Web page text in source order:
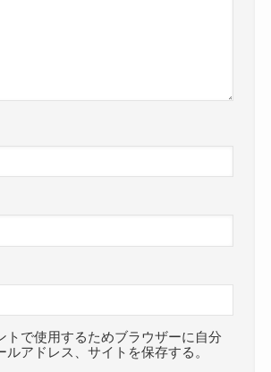
トで使用するためブラウザーに自分
ルアドレス、サイトを保存する。